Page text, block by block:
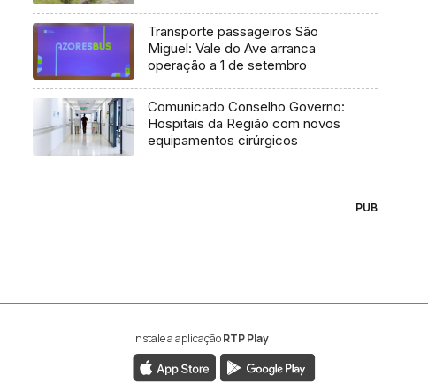
Transporte passageiros São
Miguel: Vale do Ave arranca
operação a 1 de setembro
Comunicado Conselho Governo:
Hospitais da Região com novos
equipamentos cirúrgicos
PUB
Instale a aplicaçãoRTP Play